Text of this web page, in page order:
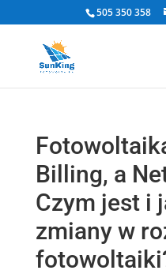
505 350 358
Billing, a
Czym jest i
zmiany w